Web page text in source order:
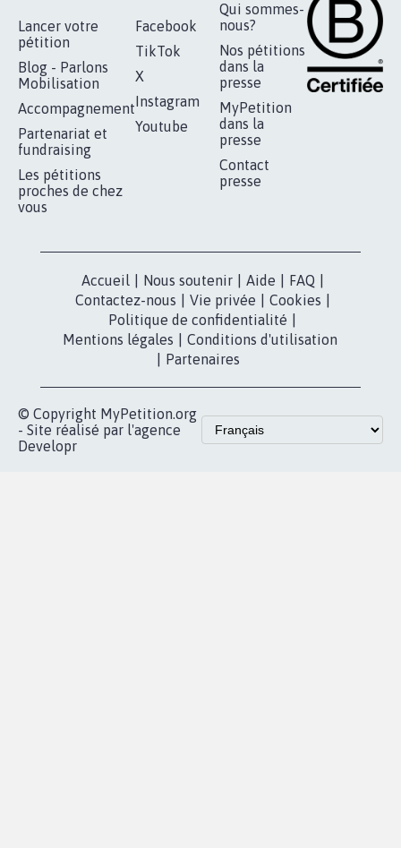
Lancer votre
pétition
Blog - Parlons
Mobilisation
Accompagnement
Partenariat et
fundraising
Les pétitions
proches de chez
vous
Facebook
TikTok
X
Instagram
Youtube
Qui sommes-
nous?
Nos pétitions
dans la
presse
MyPetition
dans la
presse
Contact
presse
Accueil Nous soutenir Aide FAQ
Contactez-nous
Vie privée Cookies
Politique de confidentialité
Mentions légales
Conditions d'utilisation
Partenaires
© Copyright MyPetition.org
- Site réalisé par l'agence
Developr